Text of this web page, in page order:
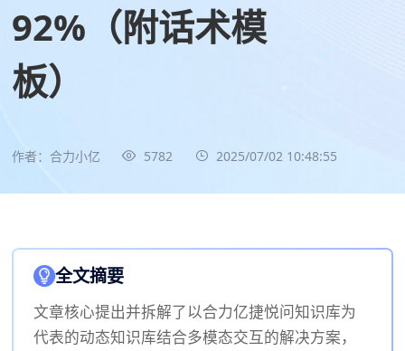
92%（附话术模
板）
作者：合力小亿 5782 2025/07/02 10:48:55
全文摘要
文章核心提出并拆解了以合力亿捷悦问知识库为
代表的动态知识库结合多模态交互的解决方案，